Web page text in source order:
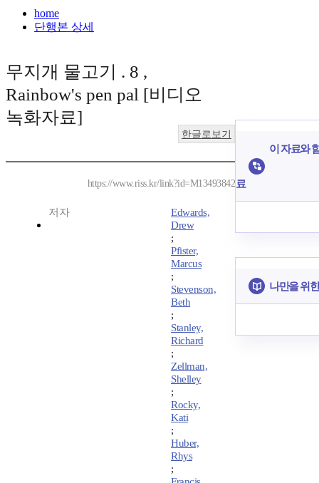
home
단행본 상세
무지개 물고기 . 8 ,
Rainbow's pen pal [비디오
녹화자료]
한글로보기
https://www.riss.kr/link?id=M13493842
저자
Edwards,
Drew
;
Pfister,
Marcus
;
Stevenson,
Beth
;
Stanley,
Richard
;
Zellman,
Shelley
;
Rocky,
Kati
;
Huber,
Rhys
;
이 자료와
료
나만을 위